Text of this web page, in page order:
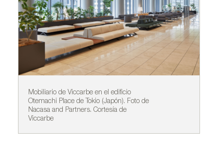
Mobiliario de Viccarbe en el edificio
Otemachi Place de Tokio (Japón). Foto de
Nacasa and Partners. Cortesía de
Viccarbe